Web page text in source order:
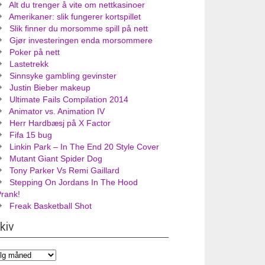
Alt du trenger å vite om nettkasinoer
Amerikaner: slik fungerer kortspillet
Slik finner du morsomme spill på nett
Gjør investeringen enda morsommere
Poker på nett
Lastetrekk
Sinnsyke gambling gevinster
Justin Bieber makeup
Ultimate Fails Compilation 2014
Animator vs. Animation IV
Herr Hardbæsj på X Factor
Fifa 15 bug
Linkin Park – In The End 20 Style Cover
Mutant Giant Spider Dog
Tony Parker Vs Remi Gaillard
Stepping On Jordans In The Hood
Freak Basketball Shot